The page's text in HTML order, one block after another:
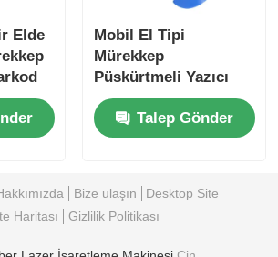
Elde
Mobil El Tipi
Mürekkep
Püskürtmeli Yazıcı
Tabanca El Tipi Parti
Kodlama Makinesi
Parti Numaraları İçin
Talep Gönder
Bize ulaşın
Desktop Site
Haritası
Gizlilik Politikası